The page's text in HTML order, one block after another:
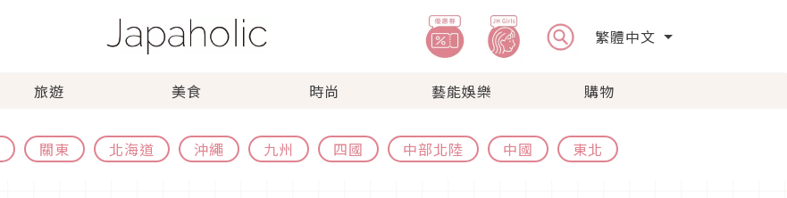
繁體中文
旅遊 美食 時尚 藝能娛樂 購物
關東 北海道 沖繩 九州 四國 中部北陸 中國 東北